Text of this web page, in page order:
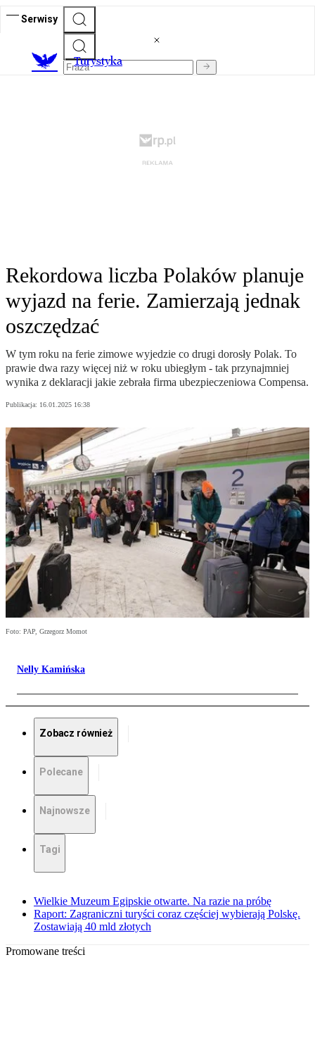
Serwisy
Turystyka
Rekordowa liczba Polaków planuje
wyjazd na ferie. Zamierzają jednak
oszczędzać
W tym roku na ferie zimowe wyjedzie co drugi dorosły Polak. To
prawie dwa razy więcej niż w roku ubiegłym - tak przynajmniej
wynika z deklaracji jakie zebrała firma ubezpieczeniowa Compensa.
Publikacja: 16.01.2025 16:38
Foto: PAP, Grzegorz Momot
Nelly Kamińska
Zobacz również
Polecane
Najnowsze
Tagi
Wielkie Muzeum Egipskie otwarte. Na razie na próbę
Raport: Zagraniczni turyści coraz częściej wybierają Polskę.
Zostawiają 40 mld złotych
Promowane treści